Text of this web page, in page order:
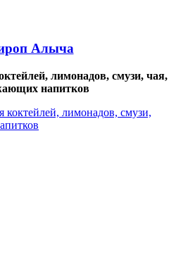
Алыча
лимонадов, смузи, чая,
напитков